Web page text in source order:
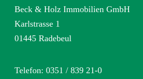
Beck & Holz Immobilien GmbH
Karlstrasse 1
01445 Radebeul
Telefon: 0351 / 839 21-0